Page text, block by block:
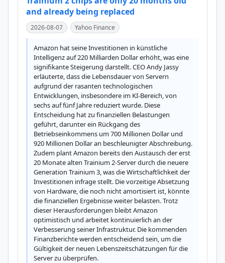
and already being replaced
2026-08-07 Yahoo Finance
Amazon hat seine Investitionen in künstliche
Intelligenz auf 220 Milliarden Dollar erhöht, was eine
signifikante Steigerung darstellt. CEO Andy Jassy
erläuterte, dass die Lebensdauer von Servern
aufgrund der rasanten technologischen
Entwicklungen, insbesondere im KI-Bereich, von
sechs auf fünf Jahre reduziert wurde. Diese
Entscheidung hat zu finanziellen Belastungen
geführt, darunter ein Rückgang des
Betriebseinkommens um 700 Millionen Dollar und
920 Millionen Dollar an beschleunigter Abschreibung.
Zudem plant Amazon bereits den Austausch der erst
20 Monate alten Trainium 2-Server durch die neuere
Generation Trainium 3, was die Wirtschaftlichkeit der
Investitionen infrage stellt. Die vorzeitige Absetzung
von Hardware, die noch nicht amortisiert ist, könnte
die finanziellen Ergebnisse weiter belasten. Trotz
dieser Herausforderungen bleibt Amazon
optimistisch und arbeitet kontinuierlich an der
Verbesserung seiner Infrastruktur. Die kommenden
Finanzberichte werden entscheidend sein, um die
Gültigkeit der neuen Lebenszeitschätzungen für die
Server zu überprüfen.